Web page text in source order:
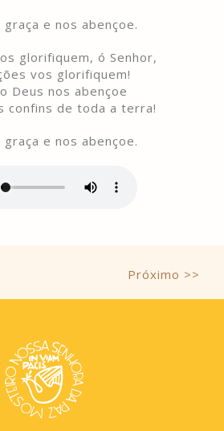
e nos abençoe.
glorifiquem, ó Senhor,
vos glorifiquem!
Deus nos abençoe
confins de toda a terra!
e nos abençoe.
Próximo >>